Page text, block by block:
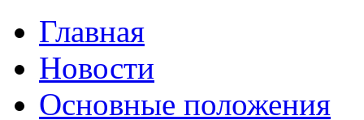
Главная
Новости
Основные положения